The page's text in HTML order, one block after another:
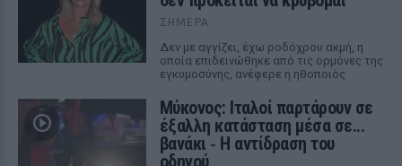
ΣΉΜΕΡΑ
Δεν με αγγίζει, έχω ροδόχρου ακμή, η
οποία επιδεινώθηκε από τις ορμόνες της
εγκυμοσύνης, ανέφερε η ηθοποιός
Μύκονος: Ιταλοί παρτάρουν σε
έξαλλη κατάσταση μέσα σε...
βανάκι ‑ Η αντίδραση του